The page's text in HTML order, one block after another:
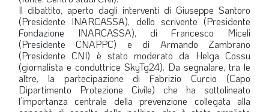
Il dibattito, aperto dagli interventi di Giuseppe Santoro
(Presidente INARCASSA), dello scrivente (Presidente
Fondazione INARCASSA), di Francesco Miceli
(Presidente CNAPPC) e di Armando Zambrano
(Presidente CNI) è stato moderato da Helga Cossu
(giornalista e conduttrice SkyTg24). Da segnalare, tra le
altre, la partecipazione di Fabrizio Curcio (Capo
Dipartimento Protezione Civile) che ha sottolineato
l’importanza centrale della prevenzione collegata alla